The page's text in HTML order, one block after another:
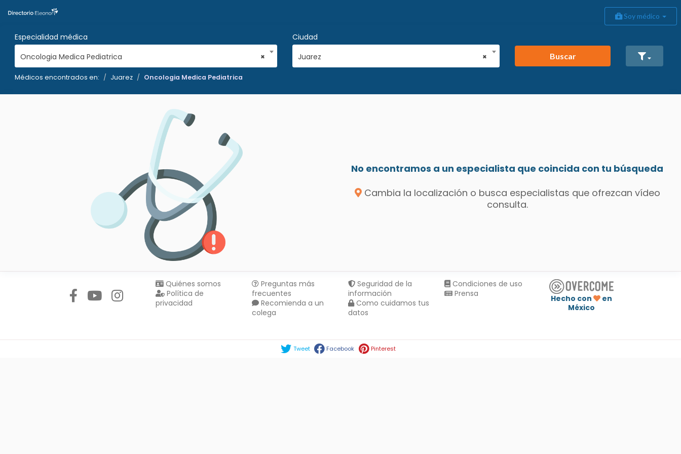
Soy médico
Especialidad médica
×
Oncologia Medica Pediatrica
Ciudad
×
Juarez Buscar
Médicos encontrados en: Juarez Oncologia Medica Pediatrica
No encontramos a un especialista que coincida con tu búsqueda
Cambia la localización o busca especialistas que ofrezcan vídeo
consulta.
Quiénes somos
Política de
privacidad
Preguntas más
frecuentes
Recomienda a un
colega
Seguridad de la
información
Como cuidamos tus
datos
Condiciones de uso
Prensa
Hecho con
en
México
Tweet Facebook Pinterest